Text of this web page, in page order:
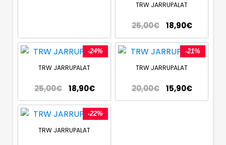
TRW JARRUPALAT
25,00€ 18,90€
-24%
TRW JARRUPALAT
25,00€ 18,90€
-21%
TRW JARRUPALAT
20,00€ 15,90€
-22%
TRW JARRUPALAT